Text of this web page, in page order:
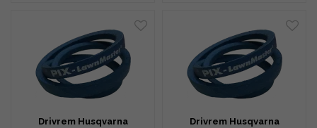
Drivrem Husqvarna
Drivrem Husqvarna